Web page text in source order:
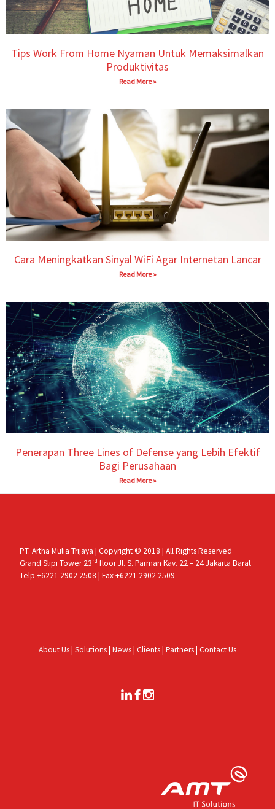
Tips Work From Home Nyaman Untuk Memaksimalkan
Produktivitas
Read More »
Cara Meningkatkan Sinyal WiFi Agar Internetan Lancar
Read More »
Penerapan Three Lines of Defense yang Lebih Efektif
Bagi Perusahaan
Read More »
PT. Artha Mulia Trijaya | Copyright © 2018 | All Rights Reserved
Grand Slipi Tower 23rd floor Jl. S. Parman Kav. 22 – 24 Jakarta Barat
Telp +6221 2902 2508 | Fax +6221 2902 2509
About Us| Solutions| News| Clients| Partners| Contact Us